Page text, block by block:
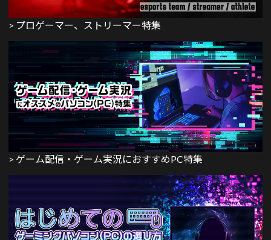
> プロゲーマー、ストリーマー特集
> ゲーム配信・ゲーム実況におすすめPC特集